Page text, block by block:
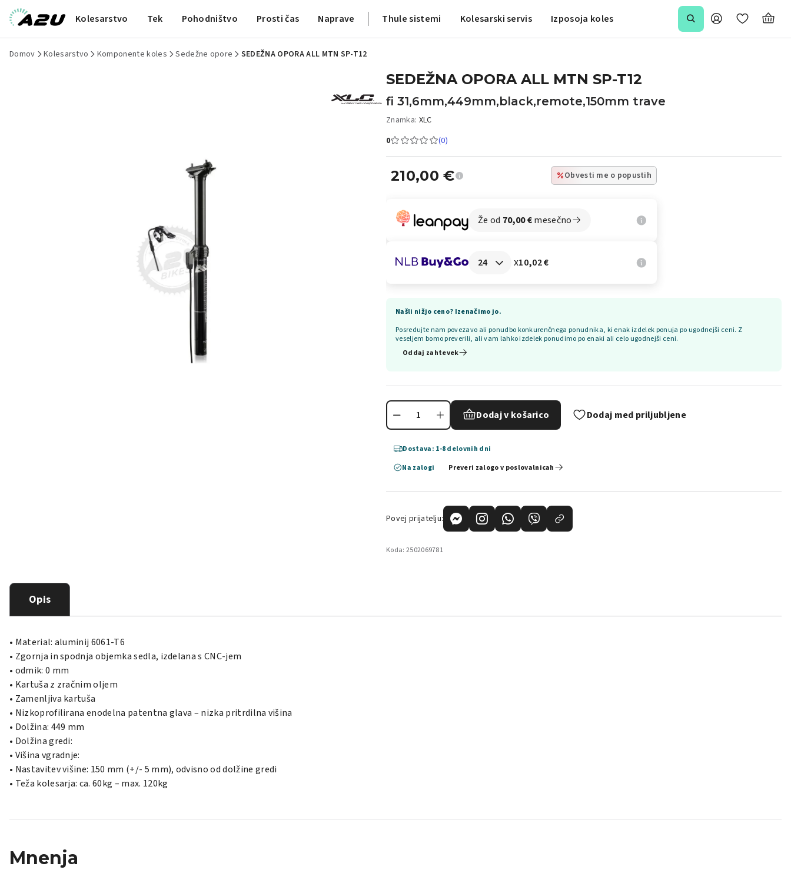
Kolesarstvo Tek Pohodništvo Prosti čas Naprave Thule sistemi Kolesarski servis Izposoja koles
Domov Kolesarstvo Komponente koles Sedežne opore SEDEŽNA OPORA ALL MTN SP-T12
SEDEŽNA OPORA ALL MTN SP-T12
fi 31,6mm,449mm,black,remote,150mm trave
Znamka: XLC
0
(0)
210,00€ Obvesti me o popustih
Že od 70,00€mesečno
x10,02 €
Našli nižjo ceno? Izenačimo jo.
Posredujte nam povezavo ali ponudbo konkurenčnega ponudnika, ki enak izdelek ponuja po ugodnejši ceni. Z
veseljem bomo preverili, ali vam lahko izdelek ponudimo po enaki ali celo ugodnejši ceni.
Oddaj zahtevek
Dodaj v košarico Dodaj med priljubljene
Dostava: 1-8 delovnih dni
Na zalogi
Preveri zalogo v poslovalnicah
Povej prijatelju:
Koda: 2502069781
Opis
• Material: aluminij 6061-T6
• Zgornja in spodnja objemka sedla, izdelana s CNC-jem
• odmik: 0 mm
• Kartuša z zračnim oljem
• Zamenljiva kartuša
• Nizkoprofilirana enodelna patentna glava – nizka pritrdilna višina
• Dolžina: 449 mm
• Dolžina gredi:
• Višina vgradnje:
• Nastavitev višine: 150 mm (+/- 5 mm), odvisno od dolžine gredi
• Teža kolesarja: ca. 60kg – max. 120kg
Mnenja